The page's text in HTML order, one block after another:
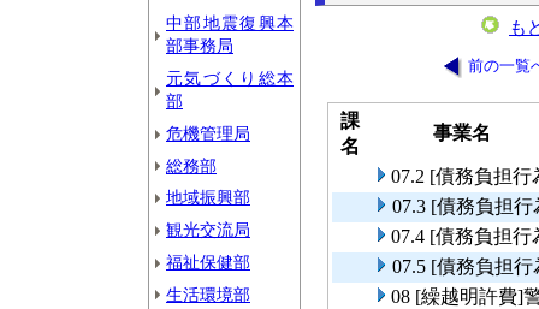
中部地震復興本
部事務局
元気づくり総本
部
危機管理局
総務部
地域振興部
観光交流局
福祉保健部
生活環境部
も
前の一覧
課
名
事業名
07.2 [債務負担
07.3 [債務負担
07.4 [債務負担
07.5 [債務負担
08 [繰越明許費]